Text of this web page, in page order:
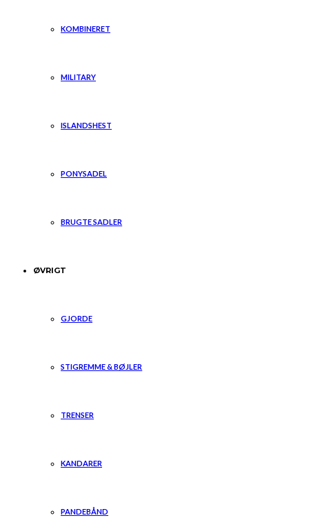
KOMBINERET
MILITARY
ISLANDSHEST
PONYSADEL
BRUGTE SADLER
ØVRIGT
GJORDE
STIGREMME & BØJLER
TRENSER
KANDARER
PANDEBÅND